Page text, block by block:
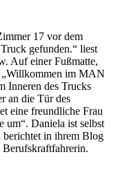
17 vor dem
gefunden.“ liest
Auf einer Fußmatte,
„Willkommen im MAN
Inneren des Trucks
an die Tür des
eine freundliche Frau
um“. Daniela ist selbst
in ihrem Blog
Berufskraftfahrerin.